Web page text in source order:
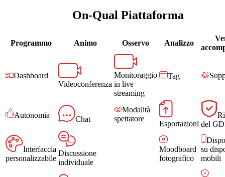
On-Qual Piattaforma
Programmo Animo Osservo Analizzo
Dashboard
Videoconferenza
Monitoraggio
in live
streaming
Tag
Autonomia Chat
Modalità
spettatore
Esportazioni del
Interfaccia
personalizzabile
Discussione
individuale
Moodboard
fotografico
su
mobili